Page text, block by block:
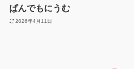
ぱんでもにうむ
2026年4月11日